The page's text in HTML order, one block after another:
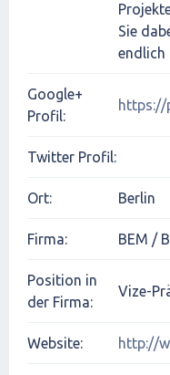
Sie
endlich
Google+
Profil:
https://
Twitter Profil:
Ort: Berlin
Firma: BEM /
Position in
der Firma:
Vize-
Website: http://